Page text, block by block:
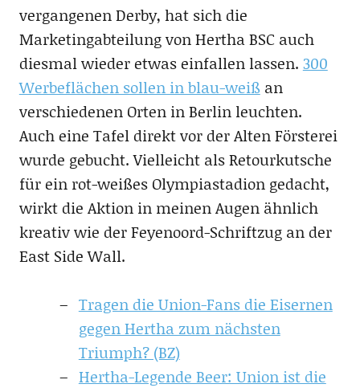
vergangenen Derby, hat sich die
Marketingabteilung von Hertha BSC auch
diesmal wieder etwas einfallen lassen. 300
Werbeflächen sollen in blau-weiß an
verschiedenen Orten in Berlin leuchten.
Auch eine Tafel direkt vor der Alten Försterei
wurde gebucht. Vielleicht als Retourkutsche
für ein rot-weißes Olympiastadion gedacht,
wirkt die Aktion in meinen Augen ähnlich
kreativ wie der Feyenoord-Schriftzug an der
East Side Wall.
Tragen die Union-Fans die Eisernen
gegen Hertha zum nächsten
Triumph? (BZ)
Hertha-Legende Beer: Union ist die